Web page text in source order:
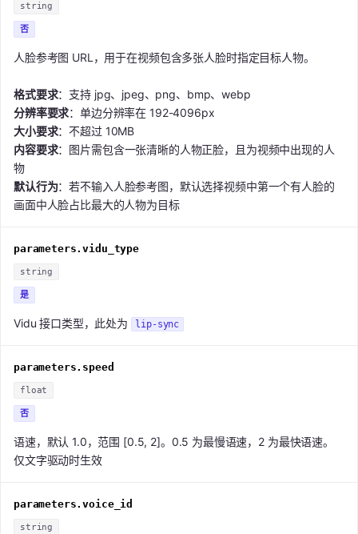
string
否
人脸参考图 URL，用于在视频包含多张人脸时指定目标人物。
格式要求：支持 jpg、jpeg、png、bmp、webp
分辨率要求：单边分辨率在 192-4096px
大小要求：不超过 10MB
内容要求：图片需包含一张清晰的人物正脸，且为视频中出现的人
物
默认行为：若不输入人脸参考图，默认选择视频中第一个有人脸的
画面中人脸占比最大的人物为目标
parameters.vidu_type
string
是
Vidu 接口类型，此处为 lip-sync
parameters.speed
float
否
语速，默认 1.0，范围 [0.5, 2]。0.5 为最慢语速，2 为最快语速。
仅文字驱动时生效
parameters.voice_id
string